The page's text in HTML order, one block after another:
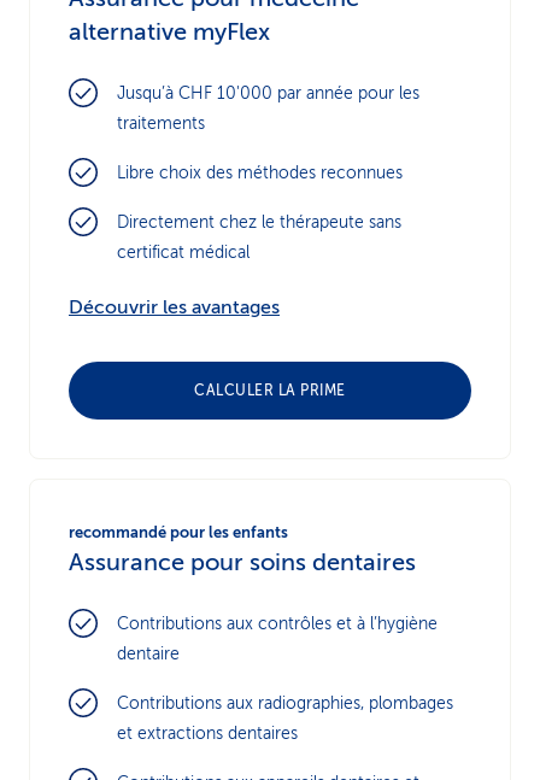
alternative myFlex
Jusqu’à CHF 10'000 par année pour les
traitements
Libre choix des méthodes reconnues
Directement chez le thérapeute sans
certificat médical
Découvrir les avantages
CALCULER LA PRIME
recommandé pour les enfants
Assurance pour soins dentaires
Contributions aux contrôles et à l’hygiène
dentaire
Contributions aux radiographies, plombages
et extractions dentaires